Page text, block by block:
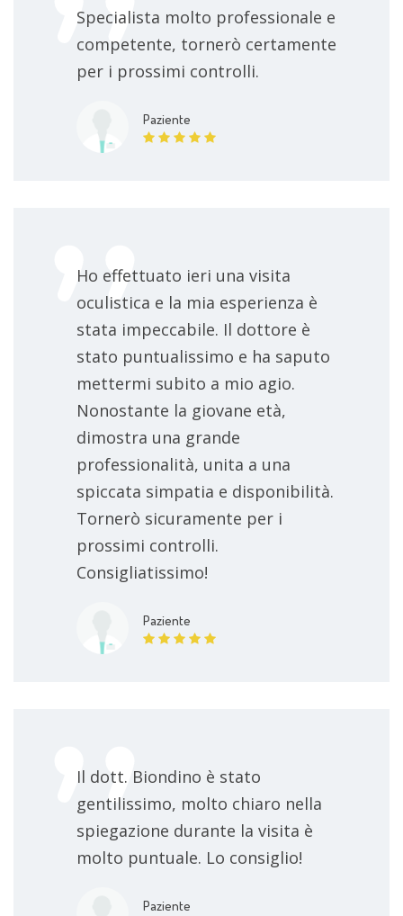
Specialista molto professionale e
competente, tornerò certamente
per i prossimi controlli.
Paziente
Ho effettuato ieri una visita
oculistica e la mia esperienza è
stata impeccabile. Il dottore è
stato puntualissimo e ha saputo
mettermi subito a mio agio.
Nonostante la giovane età,
dimostra una grande
professionalità, unita a una
spiccata simpatia e disponibilità.
Tornerò sicuramente per i
prossimi controlli.
Consigliatissimo!
Paziente
Il dott. Biondino è stato
gentilissimo, molto chiaro nella
spiegazione durante la visita è
molto puntuale. Lo consiglio!
Paziente